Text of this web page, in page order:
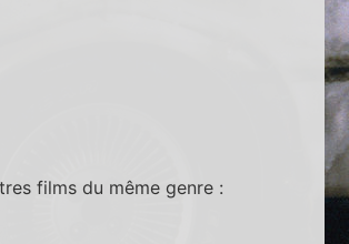
films du même genre :